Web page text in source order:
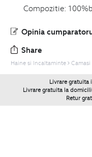
Compozitie:
Opinia
Share
Haine si Incaltaminte
Livrare gratuita
Livrare gratuita la
Retur